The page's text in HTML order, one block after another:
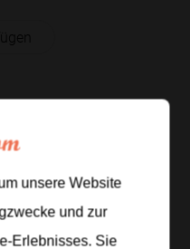
unsere Website
und zur
Erlebnisses. Sie